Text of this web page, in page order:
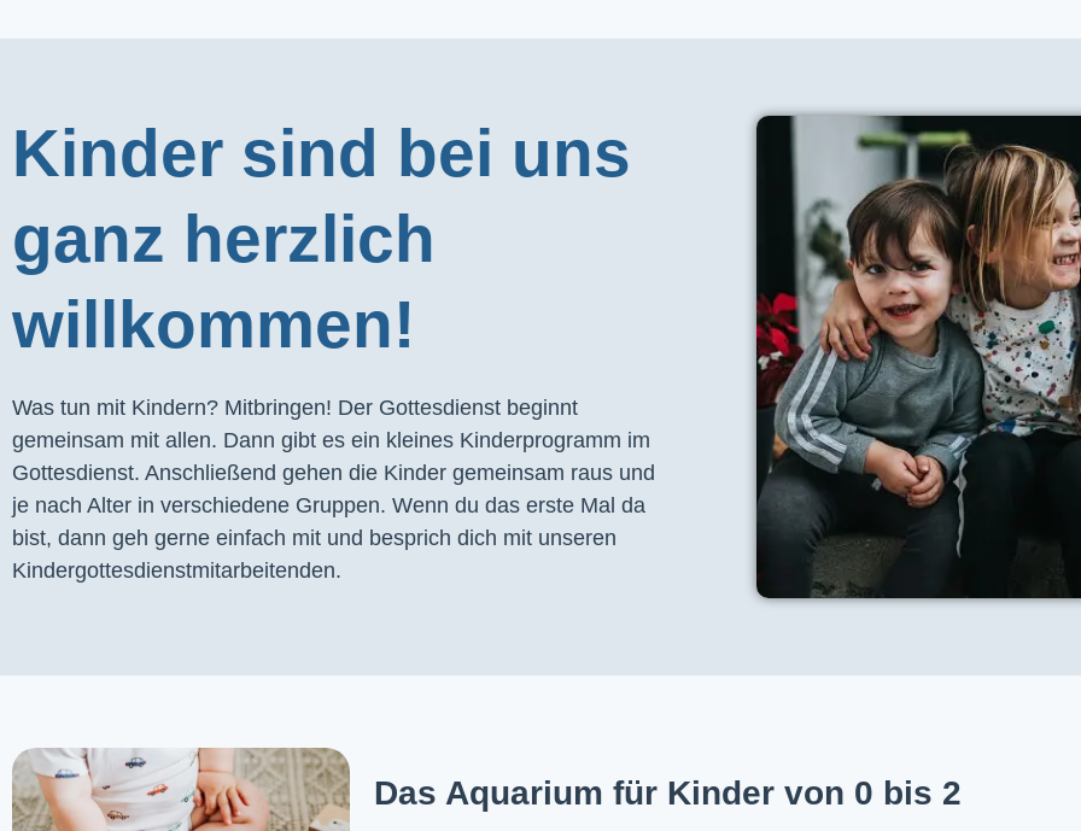
Kinder sind bei uns
ganz herzlich
willkommen!
Was tun mit Kindern? Mitbringen! Der Gottesdienst beginnt
gemeinsam mit allen. Dann gibt es ein kleines Kinderprogramm im
Gottesdienst. Anschließend gehen die Kinder gemeinsam raus und
je nach Alter in verschiedene Gruppen. Wenn du das erste Mal da
bist, dann geh gerne einfach mit und besprich dich mit unseren
Kindergottesdienstmitarbeitenden.
Das Aquarium für Kinder von 0 bis 2